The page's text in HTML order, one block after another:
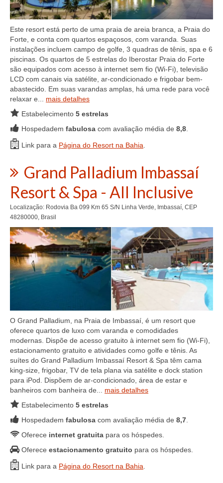
Este resort está perto de uma praia de areia branca, a Praia do
Forte, e conta com quartos espaçosos, com varanda. Suas
instalações incluem campo de golfe, 3 quadras de tênis, spa e 6
piscinas. Os quartos de 5 estrelas do Iberostar Praia do Forte
são equipados com acesso à internet sem fio (Wi-Fi), televisão
LCD com canais via satélite, ar-condicionado e frigobar bem-
abastecido. Em suas varandas amplas, há uma rede para você
relaxar e... mais detalhes
Estabelecimento 5 estrelas
Hospedadem fabulosa com avaliação média de 8,8
Link para a Página do Resort na Bahia
Grand Palladium Imbassaí
Resort & Spa - All Inclusive
Localização: Rodovia Ba 099 Km 65 S/N Linha Verde, Imbassaí, CEP
48280000, Brasil
O Grand Palladium, na Praia de Imbassaí, é um resort que
oferece quartos de luxo com varanda e comodidades
modernas. Dispõe de acesso gratuito à internet sem fio (Wi-Fi),
estacionamento gratuito e atividades como golfe e tênis. As
suítes do Grand Palladium Imbassaí Resort & Spa têm cama
king-size, frigobar, TV de tela plana via satélite e dock station
para iPod. Dispõem de ar-condicionado, área de estar e
banheiros com banheira de... mais detalhes
Estabelecimento 5 estrelas
Hospedadem fabulosa com avaliação média de 8,7.
Oferece internet gratuita para os hóspedes.
Oferece estacionamento gratuito para os hóspedes.
Link para a Página do Resort na Bahia.